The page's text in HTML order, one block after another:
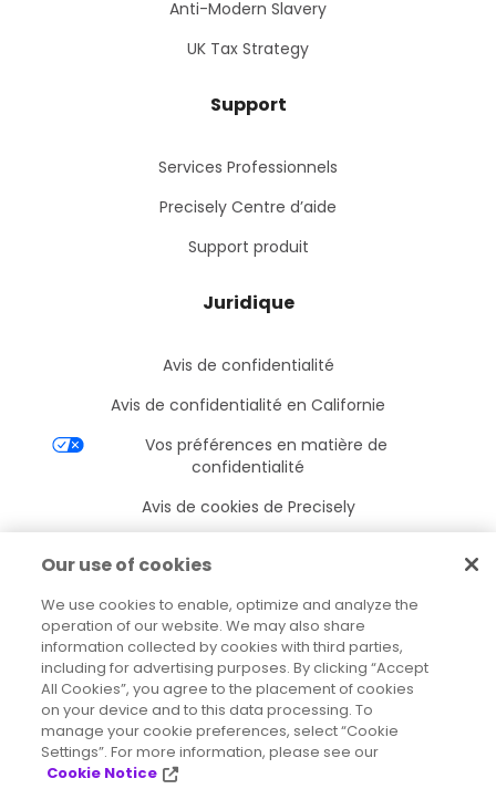
Anti-Modern Slavery
UK Tax Strategy
Support
Services Professionnels
Precisely Centre d’aide
Support produit
Juridique
Avis de confidentialité
Avis de confidentialité en Californie
Vos préférences en matière de
confidentialité
Avis de cookies de Precisely
Marques déposées
Entités juridiques
Accords juridiques
Our use of cookies
We use cookies to enable, optimize and analyze the
operation of our website. We may also share
information collected by cookies with third parties,
including for advertising purposes. By clicking “Accept
All Cookies”, you agree to the placement of cookies
on your device and to this data processing. To
manage your cookie preferences, select “Cookie
Settings”. For more information, please see our
Cookie Notice